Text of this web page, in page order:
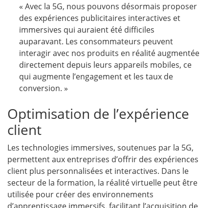
« Avec la 5G, nous pouvons désormais proposer
des expériences publicitaires interactives et
immersives qui auraient été difficiles
auparavant. Les consommateurs peuvent
interagir avec nos produits en réalité augmentée
directement depuis leurs appareils mobiles, ce
qui augmente l’engagement et les taux de
conversion. »
Optimisation de l’expérience
client
Les technologies immersives, soutenues par la 5G,
permettent aux entreprises d’offrir des expériences
client plus personnalisées et interactives. Dans le
secteur de la formation, la réalité virtuelle peut être
utilisée pour créer des environnements